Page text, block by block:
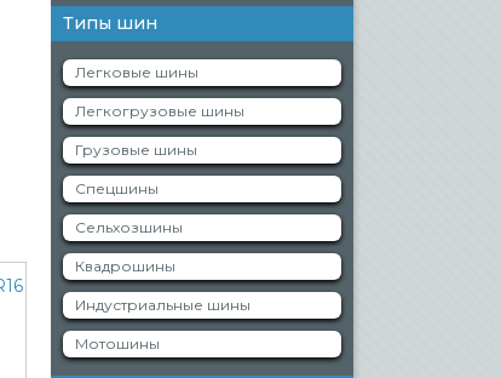
Типы шин
Легковые шины
Легкогрузовые шины
Грузовые шины
Спецшины
Сельхозшины
Квадрошины
Индустриальные шины
Мотошины